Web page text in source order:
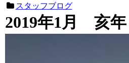
スタッフブログ
2019年1月 亥年